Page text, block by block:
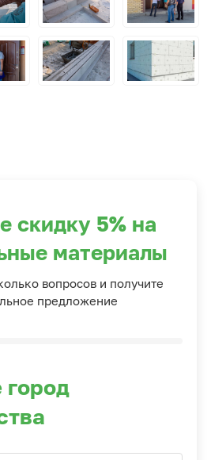
скидку 5% на
материалы
вопросов и получите
предложение
город